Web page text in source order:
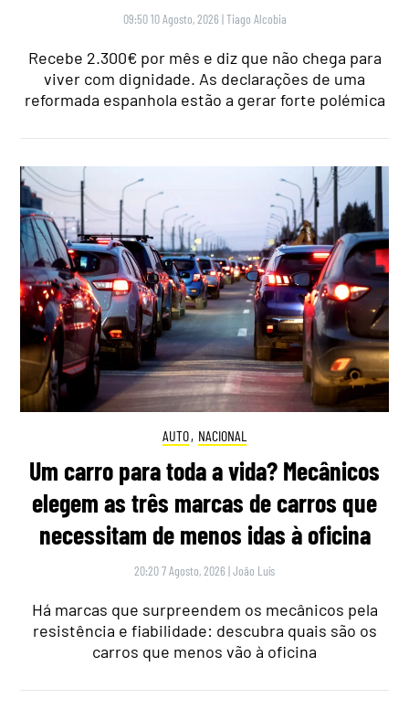
09:50 10 Agosto, 2026 |Tiago Alcobia
Recebe 2.300€ por mês e diz que não chega para
viver com dignidade. As declarações de uma
reformada espanhola estão a gerar forte polémica
AUTO, NACIONAL
Um carro para toda a vida? Mecânicos
elegem as três marcas de carros que
necessitam de menos idas à oficina
20:20 7 Agosto, 2026 |João Luís
Há marcas que surpreendem os mecânicos pela
resistência e fiabilidade: descubra quais são os
carros que menos vão à oficina